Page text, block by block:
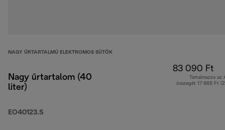
NAGY ŰRTARTALMÚ ELEKTROMOS SÜTŐK
Nagy űrtartalom (40
liter)
EO40123.S
83 090 Ft
Tartalmazza az
összegét 17 665 Ft